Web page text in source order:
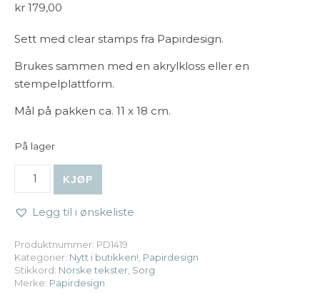
kr 179,00
Sett med clear stamps fra Papirdesign.
Brukes sammen med en akrylkloss eller en
stempelplattform.
Mål på pakken ca. 11 x 18 cm.
På lager
KJØP
Legg til i ønskeliste
Produktnummer: PD1419
Kategorier: Nytt i butikken! Papirdesign
Stikkord: Norske tekster Sorg
Merke: Papirdesign